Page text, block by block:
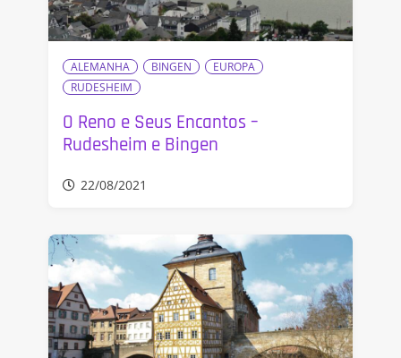
ALEMANHA BINGEN
EUROPA
RUDESHEIM
O Reno e Seus Encantos –
Rudesheim e Bingen
22/08/2021